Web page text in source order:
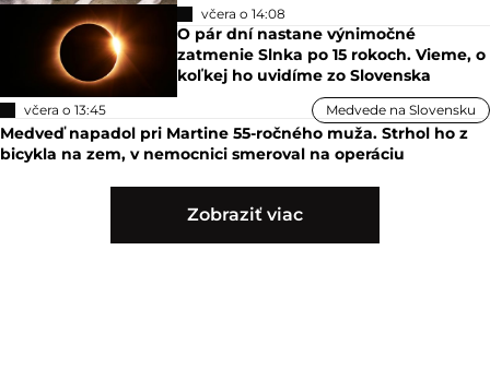
včera o 14:08
O pár dní nastane výnimočné
zatmenie Slnka po 15 rokoch. Vieme, o
koľkej ho uvidíme zo Slovenska
včera o 13:45 Medvede na Slovensku
Medveď napadol pri Martine 55-ročného muža. Strhol ho z
bicykla na zem, v nemocnici smeroval na operáciu
Zobraziť viac